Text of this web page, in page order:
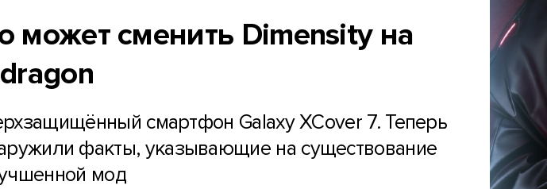
может сменить Dimensity на
смартфон Galaxy XCover 7. Теперь
факты, указывающие на существование
мод